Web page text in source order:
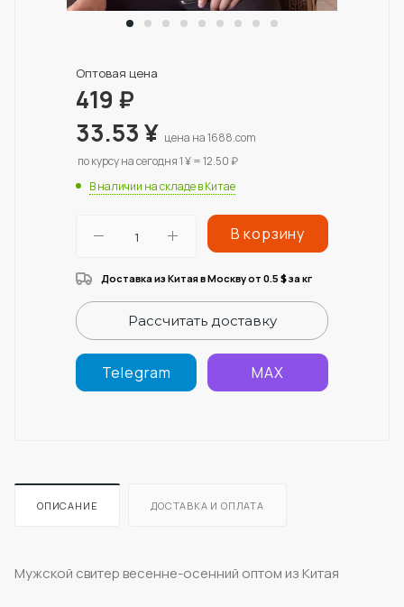
Оптовая цена
419 ₽
33.53¥ цена на 1688.com
по курсу на сегодня 1 ¥ = 12.50 ₽
В наличии на складе в Китае
В корзину
Доставка из Китая в Москву от 0.5 $за кг
Рассчитать доставку
Telegram MAX
ОПИСАНИЕ ДОСТАВКА И ОПЛАТА
Мужской свитер весенне-осенний оптом из Китая